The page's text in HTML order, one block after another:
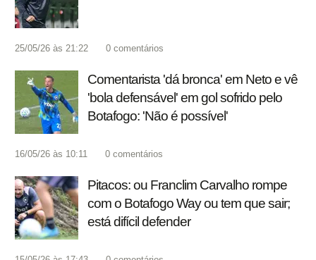
25/05/26 às 21:22 0 comentários
Comentarista 'dá bronca' em Neto e vê
'bola defensável' em gol sofrido pelo
Botafogo: 'Não é possível'
16/05/26 às 10:11 0 comentários
Pitacos: ou Franclim Carvalho rompe
com o Botafogo Way ou tem que sair;
está difícil defender